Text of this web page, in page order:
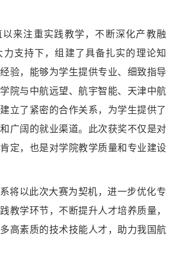
来注重实践教学，不断深化产教融
支持下，组建了具备扎实的理论知
验，能够为学生提供专业、细致指导
院与中航远望、航宇智能、天津中航
立了紧密的合作关系，为学生提供了
广阔的就业渠道。此次获奖不仅是对
定，也是对学院教学质量和专业建设
将以此次大赛为契机，进一步优化专
教学环节，不断提升人才培养质量，
高素质的技术技能人才，助力我国航